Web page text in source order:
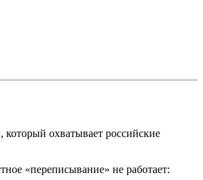
охватывает российские
«переписывание» не работает: